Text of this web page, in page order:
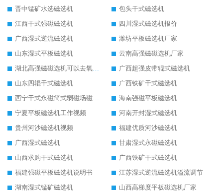
晋中锰矿水选磁选机
包头干式磁选机
江西干式强磁磁选机
四川湿式磁选机报价
广西湿式逆流磁选机
潍坊平板磁选机厂家
山东湿式平板磁选机
云南高强磁磁选机厂家
湖北高强磁磁选机可以去氧化铝
广西超强皮带辊式磁选机
山东四辊干式磁选机
广西铁矿干式磁选机
西宁干式永磁筒式弱磁场磁选机结构图
海南强磁平板磁选机
宁夏平板磁选机工作视频
河南开封湿式磁选机
贵州河沙磁选机视频
福建优质河沙磁选机
广西湿式磁选机
甘肃湿式永磁磁选机
山西求购干式磁选机
广西铁矿干式磁选机
福建强磁平板磁选机说明书
江苏湿式逆流磁选机溢流调节
湖南湿式锰矿磁选机
山西高梯度平板磁选机厂家